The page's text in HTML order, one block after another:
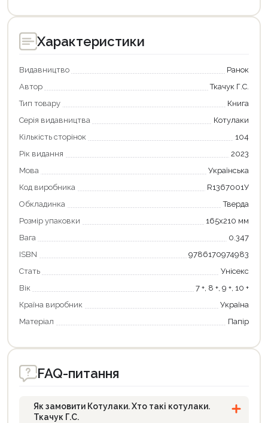
Характеристики
Видавництво
Ранок
Автор
Ткачук Г.С.
Тип товару
Книга
Серія видавництва
Котулаки
Кількість сторінок
104
Рік видання
2023
Мова
Українська
Код виробника
R1367001У
Обкладинка
Тверда
Розмір упаковки
165х210 мм
Вага
0.347
ISBN
9786170974983
Стать
Унісекс
Вік
7 +, 8 +, 9 +, 10 +
Країна виробник
Україна
Матеріал
Папір
FAQ-питання
Як замовити Котулаки. Хто такі котулаки.
Ткачук Г.С.
Продовжити покупки